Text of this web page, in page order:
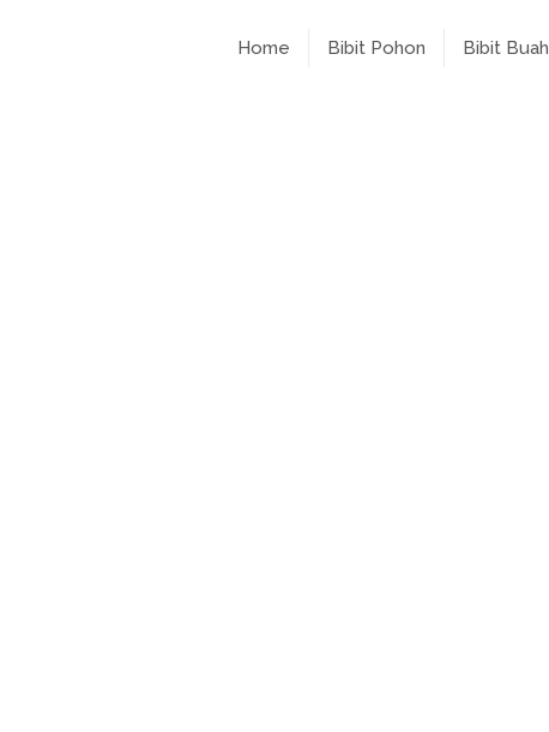
Home Bibit Pohon Bibit Buah